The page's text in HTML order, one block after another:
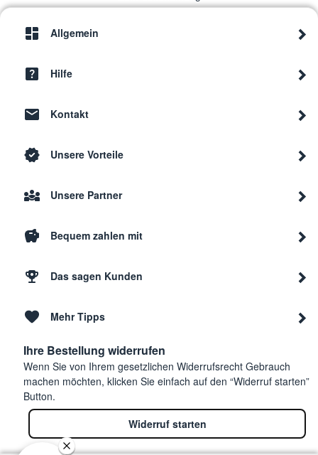
Allgemein
Hilfe
Kontakt
Unsere Vorteile
Unsere Partner
Bequem zahlen mit
Das sagen Kunden
Mehr Tipps
Ihre Bestellung widerrufen
Wenn Sie von Ihrem gesetzlichen Widerrufsrecht Gebrauch
machen möchten, klicken Sie einfach auf den “Widerruf starten”
Button.
Widerruf starten